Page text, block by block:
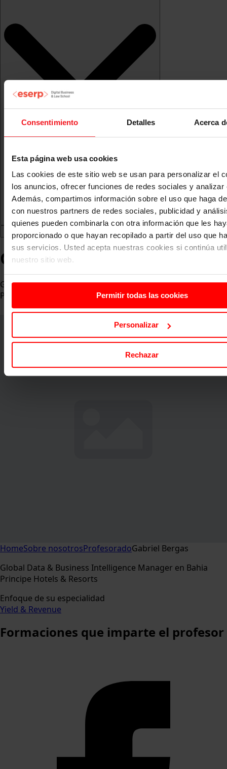
Consentimiento Detalles Acerca
Esta página web usa cookies
Las cookies de este sitio web se usan para personalizar el
los anuncios, ofrecer funciones de redes sociales y analizar
Además, compartimos información sobre el uso que haga
con nuestros partners de redes sociales, publicidad y
quienes pueden combinarla con otra información que les
proporcionado o que hayan recopilado a partir del uso que
sus servicios. Usted acepta nuestras cookies si continúa
nuestro sitio web.
Permitir todas las cookies
Personalizar
Rechazar
Gabriel Bergas
Global Data & Business Intelligence Manager en Bahia
Principe Hotels & Resorts
HomeSobre nosotrosProfesoradoGabriel Bergas
Global Data & Business Intelligence Manager en Bahia
Principe Hotels & Resorts
Enfoque de su especialidad
Yield & Revenue
Formaciones que imparte el profesor